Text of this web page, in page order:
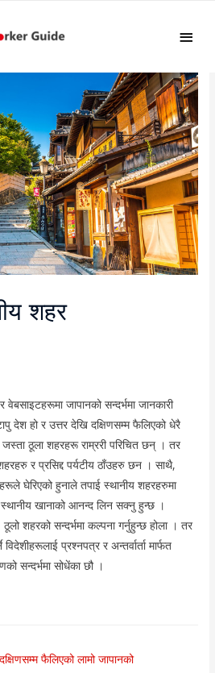
Main
शहर
जापानको सन्दर्भमा जानकारी
देश हो र उत्तर देखि दक्षिणसम्म फैलिएको धेरै
ठूला शहरहरू राम्ररी परिचित छन् । तर
र प्रसिद्द पर्यटीय ठाँउहरु छन । साथै,
घेरिएको हुनाले तपाई स्थानीय शहरहरुमा
स्थानीय खानाको आनन्द लिन सक्नु हुन्छ ।
ठूलो शहरको सन्दर्भमा कल्पना गर्नुहुन्छ होला । तर
प्रश्नपत्र र अन्तर्वार्ता मार्फत
सन्दर्भमा सोधेंका छौ ।
फैलिएको लामो जापानको